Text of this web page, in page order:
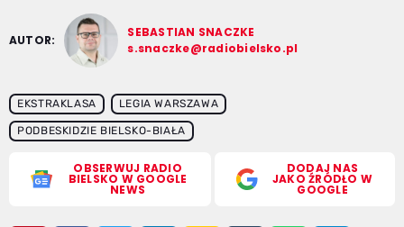
AUTOR:
SEBASTIAN SNACZKE
s.snaczke@radiobielsko.pl
EKSTRAKLASA LEGIA WARSZAWA
PODBESKIDZIE BIELSKO-BIAŁA
OBSERWUJ RADIO
BIELSKO W GOOGLE
NEWS
DODAJ NAS
JAKO ŹRÓDŁO W
GOOGLE